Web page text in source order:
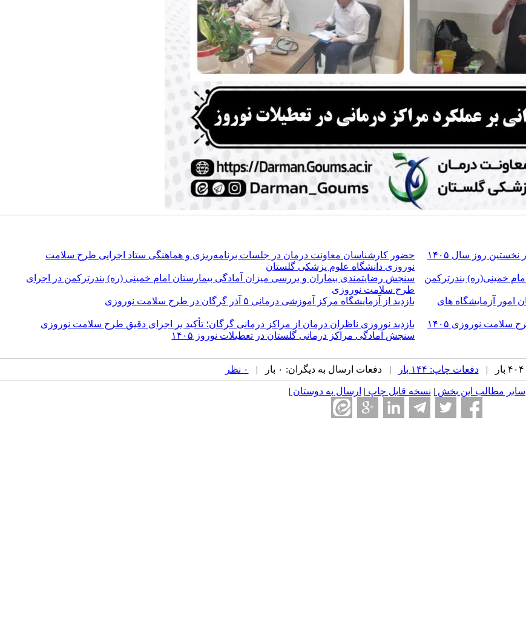
روز سال ۱۴۰۵
حضور کارشناسان معاونت درمان در جلسات برنامه‌ریزی و هماهنگی ستاد اجرایی طرح سلامت
نوروزی دانشگاه علوم پزشکی گلستان
خمینی(ره) بندرترکمن
سنجش رضایتمندی بیماران و بررسی میزان آمادگی بیمارستان امام خمینی (ره) بندرترکمن در اجرای
طرح سلامت نوروزی
امور آزمایشگاه های
بازدید از آزمایشگاه مرکز آموزشی درمانی ۵ آذر گرگان در طرح سلامت نوروزی
نوروزی ۱۴۰۵
بازدید نوروزی ناظران درمان از مراکز درمانی گرگان؛ تأکید بر اجرای دقیق طرح سلامت نوروزی
سنجش آمادگی مراکز درمانی گلستان در تعطیلات نوروز ۱۴۰۵
دفعات چاپ: ۱۴۴ بار | دفعات ارسال به دیگران: ۰ بار | ۰ نظر
سایر مطالب این بخش | نسخه قابل چاپ | ارسال به دوستان |